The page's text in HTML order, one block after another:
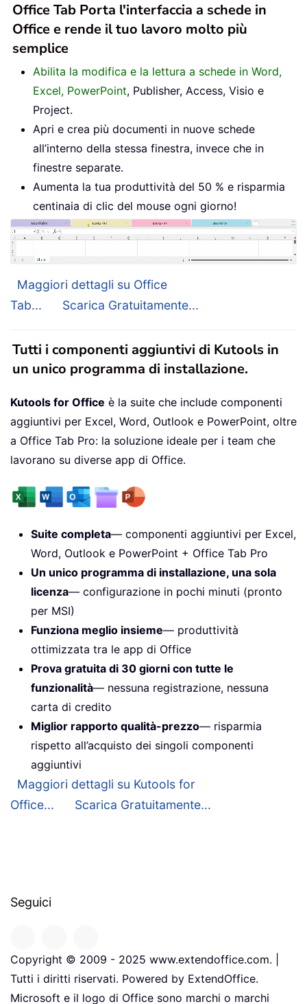
Office Tab Porta l'interfaccia a schede in
Office e rende il tuo lavoro molto più
semplice
Abilita la modifica e la lettura a schede in Word,
Excel, PowerPoint, Publisher, Access, Visio e
Project.
Apri e crea più documenti in nuove schede
all’interno della stessa finestra, invece che in
finestre separate.
Aumenta la tua produttività del 50 % e risparmia
centinaia di clic del mouse ogni giorno!
Maggiori dettagli su Office
Tab...
Scarica Gratuitamente...
Tutti i componenti aggiuntivi di Kutools in
un unico programma di installazione.
Kutools for Office è la suite che include componenti
aggiuntivi per Excel, Word, Outlook e PowerPoint, oltre
a Office Tab Pro: la soluzione ideale per i team che
lavorano su diverse app di Office.
Suite completa— componenti aggiuntivi per Excel,
Word, Outlook e PowerPoint + Office Tab Pro
Un unico programma di installazione, una sola
licenza— configurazione in pochi minuti (pronto
per MSI)
Funziona meglio insieme— produttività
ottimizzata tra le app di Office
Prova gratuita di 30 giorni con tutte le
funzionalità— nessuna registrazione, nessuna
carta di credito
Miglior rapporto qualità-prezzo— risparmia
rispetto all’acquisto dei singoli componenti
aggiuntivi
Maggiori dettagli su Kutools for
Office...
Scarica Gratuitamente...
Seguici
Copyright © 2009 - 2025 www.extendoffice.com. |
Tutti i diritti riservati. Powered by ExtendOffice.
Microsoft e il logo di Office sono marchi o marchi